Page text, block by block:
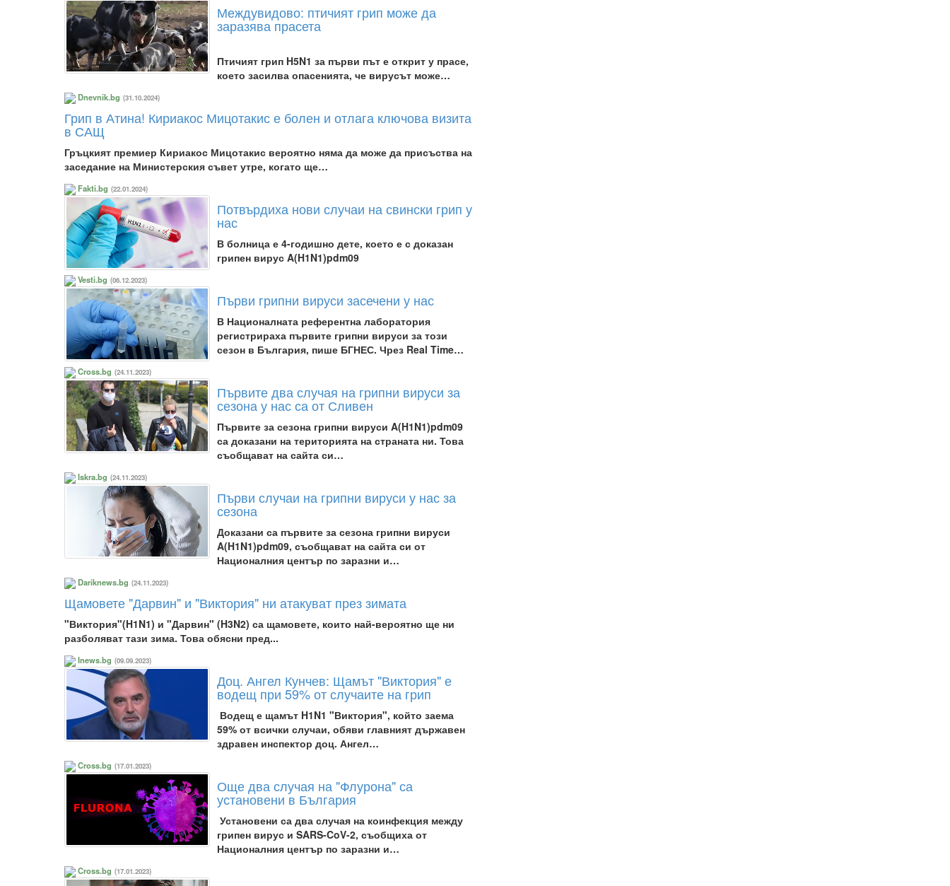
Междувидово: птичият грип може да
заразява прасета
Птичият грип H5N1 за първи път е открит у прасе,
което засилва опасенията, че вирусът може…
Dnevnik.bg (31.10.2024)
Грип в Атина! Кириакос Мицотакис е болен и отлага ключова визита
в САЩ
Гръцкият премиер Кириакос Мицотакис вероятно няма да може да присъства на
заседание на Министерския съвет утре, когато ще…
Fakti.bg (22.01.2024)
Потвърдиха нови случаи на свински грип у
нас
В болница е 4-годишно дете, което е с доказан
грипен вирус A(H1N1)pdm09
Vesti.bg (06.12.2023)
Първи грипни вируси засечени у нас
В Националната референтна лаборатория
регистрираха първите грипни вируси за този
сезон в България, пише БГНЕС. Чрез Real Time…
Cross.bg (24.11.2023)
Първите два случая на грипни вируси за
сезона у нас са от Сливен
Първите за сезона грипни вируси A(H1N1)pdm09
са доказани на територията на страната ни. Това
съобщават на сайта си…
Iskra.bg (24.11.2023)
Първи случаи на грипни вируси у нас за
сезона
Доказани са първите за сезона грипни вируси
A(H1N1)pdm09, съобщават на сайта си от
Националния център по заразни и…
Dariknews.bg (24.11.2023)
Щамовете "Дарвин" и "Виктория" ни атакуват през зимата
"Виктория"(H1N1) и "Дарвин" (H3N2) са щамовете, които най-вероятно ще ни
разболяват тази зима. Това обясни пред...
Inews.bg (09.09.2023)
Доц. Ангел Кунчев: Щамът "Виктория" е
водещ при 59% от случаите на грип
Водещ е щамът H1N1 "Виктория", който заема
59% от всички случаи, обяви главният държавен
здравен инспектор доц. Ангел…
Cross.bg (17.01.2023)
Още два случая на "Флурона" са
установени в България
Установени са два случая на коинфекция между
грипен вирус и SARS-CoV-2, съобщиха от
Националния център по заразни и…
Cross.bg (17.01.2023)